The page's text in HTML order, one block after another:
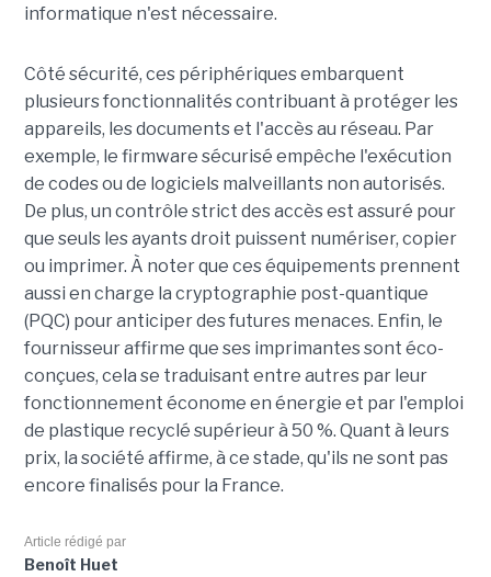
informatique n'est nécessaire.
Côté sécurité, ces périphériques embarquent
plusieurs fonctionnalités contribuant à protéger les
appareils, les documents et l'accès au réseau. Par
exemple, le firmware sécurisé empêche l'exécution
de codes ou de logiciels malveillants non autorisés.
De plus, un contrôle strict des accès est assuré pour
que seuls les ayants droit puissent numériser, copier
ou imprimer. À noter que ces équipements prennent
aussi en charge la cryptographie post-quantique
(PQC) pour anticiper des futures menaces. Enfin, le
fournisseur affirme que ses imprimantes sont éco-
conçues, cela se traduisant entre autres par leur
fonctionnement économe en énergie et par l'emploi
de plastique recyclé supérieur à 50 %. Quant à leurs
prix, la société affirme, à ce stade, qu'ils ne sont pas
encore finalisés pour la France.
Article rédigé par
Benoît Huet